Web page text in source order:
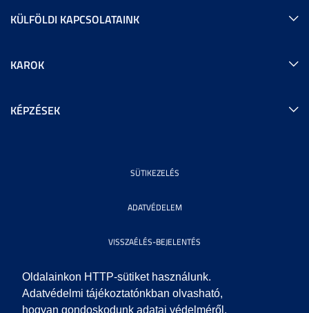
Oldalainkon HTTP-sütiket használunk.
Adatvédelmi tájékoztatónkban olvasható,
hogyan gondoskodunk adatai védelméről.
KÜLFÖLDI KAPCSOLATAINK
KAROK
KÉPZÉSEK
SÜTIKEZELÉS
ADATVÉDELEM
VISSZAÉLÉS-BEJELENTÉS
KÖZÉRDEKŰ ADATOK